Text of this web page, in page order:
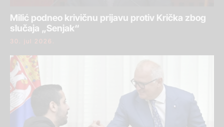
Milić podneo krivičnu prijavu protiv Krička zbog
slučaja „Senjak“
30. jul 2026.